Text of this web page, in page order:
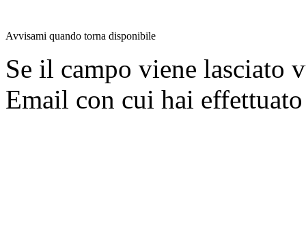
Avvisami quando torna disponibile
Se il campo viene lasciato
Email con cui hai